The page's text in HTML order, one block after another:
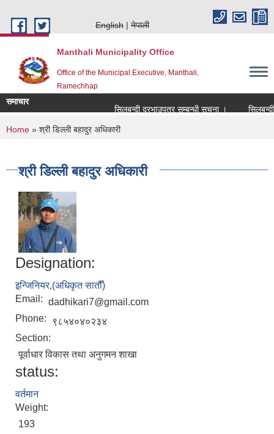
English
नेपाली
Manthali Municipality Office
Office of the Municipal Executive, Manthali,
Ramechhap
समाचार
सिलबन्दी दरभाउपत्र सम्बन्धी सूचना ।
सिलबन्दी
You are here
Home » श्री डिल्ली बहादुर अधिकारी
श्री डिल्ली बहादुर अधिकारी
Designation:
इन्जिनियर,(अधिकृत सातौँ)
Email: dadhikari7@gmail.com
Phone:
९८५४०४०२३४
Section:
पूर्वाधार विकास तथा अनुगमन शाखा
status:
वर्तमान
Weight:
193